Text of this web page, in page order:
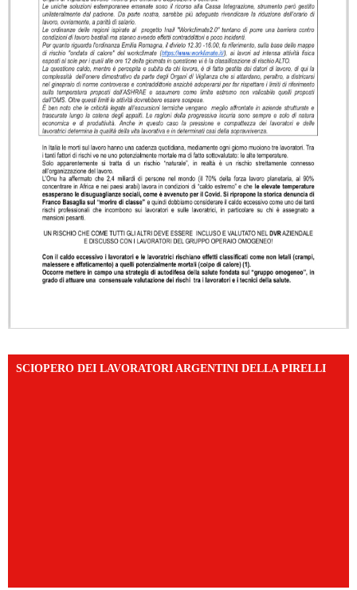
SCIOPERO DEI LAVORATORI ARGENTINI DELLA PIRELLI